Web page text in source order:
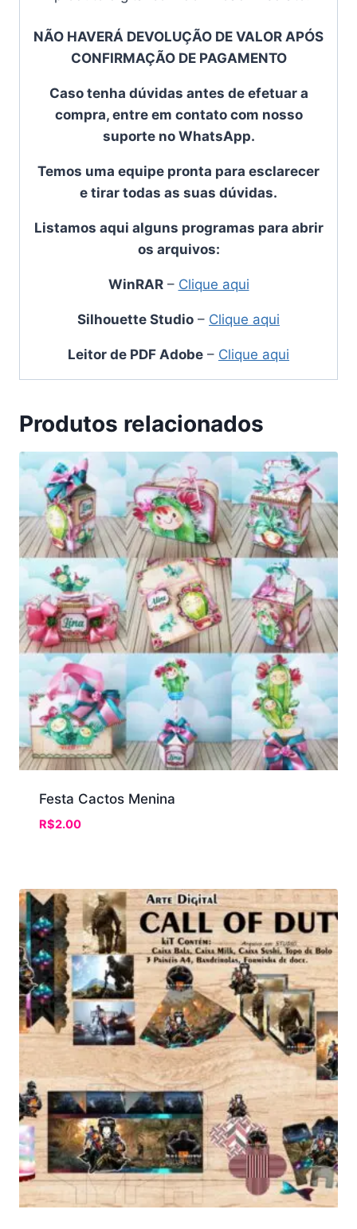
NÃO HAVERÁ DEVOLUÇÃO DE VALOR APÓS
CONFIRMAÇÃO DE PAGAMENTO
Caso tenha dúvidas antes de efetuar a
compra, entre em contato com nosso
suporte no WhatsApp.
Temos uma equipe pronta para esclarecer
e tirar todas as suas dúvidas.
Listamos aqui alguns programas para abrir
os arquivos:
WinRAR– Clique aqui
Silhouette Studio – Clique aqui
Leitor de PDF Adobe – Clique aqui
Produtos relacionados
Festa Cactos Menina
R$2.00